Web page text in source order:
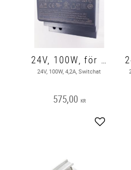
24V, 100W, för DIN-skena, Nätaggregat
24V, 100W, 4,2A, Switchat
575,00 KR
Add to